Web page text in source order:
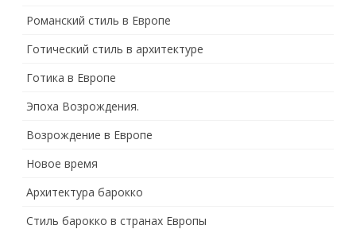
Романский стиль в Европе
Готический стиль в архитектуре
Готика в Европе
Эпоха Возрождения.
Возрождение в Европе
Новое время
Архитектура барокко
Стиль барокко в странах Европы